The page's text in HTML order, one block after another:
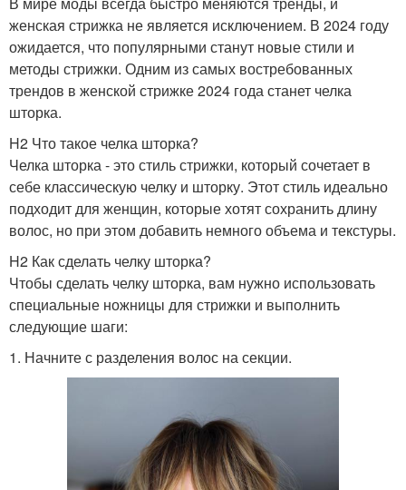
женская стрижка не является исключением. В 2024 году
ожидается, что популярными станут новые стили и
методы стрижки. Одним из самых востребованных
трендов в женской стрижке 2024 года станет челка
шторка.
H2 Что такое челка шторка?
Челка шторка - это стиль стрижки, который сочетает в
себе классическую челку и шторку. Этот стиль идеально
подходит для женщин, которые хотят сохранить длину
волос, но при этом добавить немного объема и текстуры.
H2 Как сделать челку шторка?
Чтобы сделать челку шторка, вам нужно использовать
специальные ножницы для стрижки и выполнить
следующие шаги:
1. Начните с разделения волос на секции.